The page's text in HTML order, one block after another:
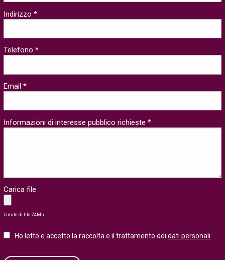
Indirizzo *
Telefono *
Email *
Informazioni di interesse pubblico richieste *
Carica file
Limite di file 24Mb
Ho letto e accetto la raccolta e il trattamento deidati personali.